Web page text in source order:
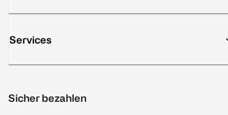
Services
Sicher bezahlen